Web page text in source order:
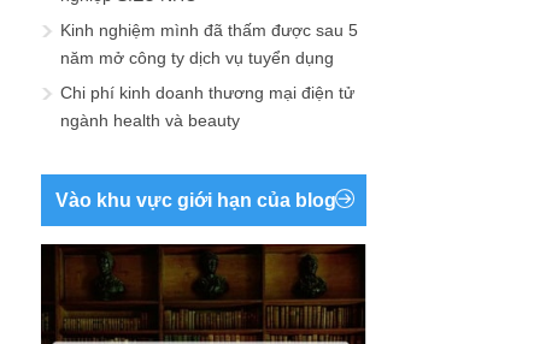
Kinh nghiệm mình đã thấm được sau 5
năm mở công ty dịch vụ tuyển dụng
Chi phí kinh doanh thương mại điện tử
ngành health và beauty
Vào khu vực giới hạn của blog